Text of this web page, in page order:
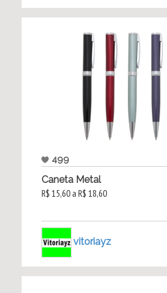
499
Caneta Metal
R$ 15,60 a R$ 18,60
vitoriayz